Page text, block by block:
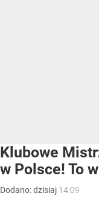
Klubowe
w Polsce! To
Dodano:dzisiaj 14:09